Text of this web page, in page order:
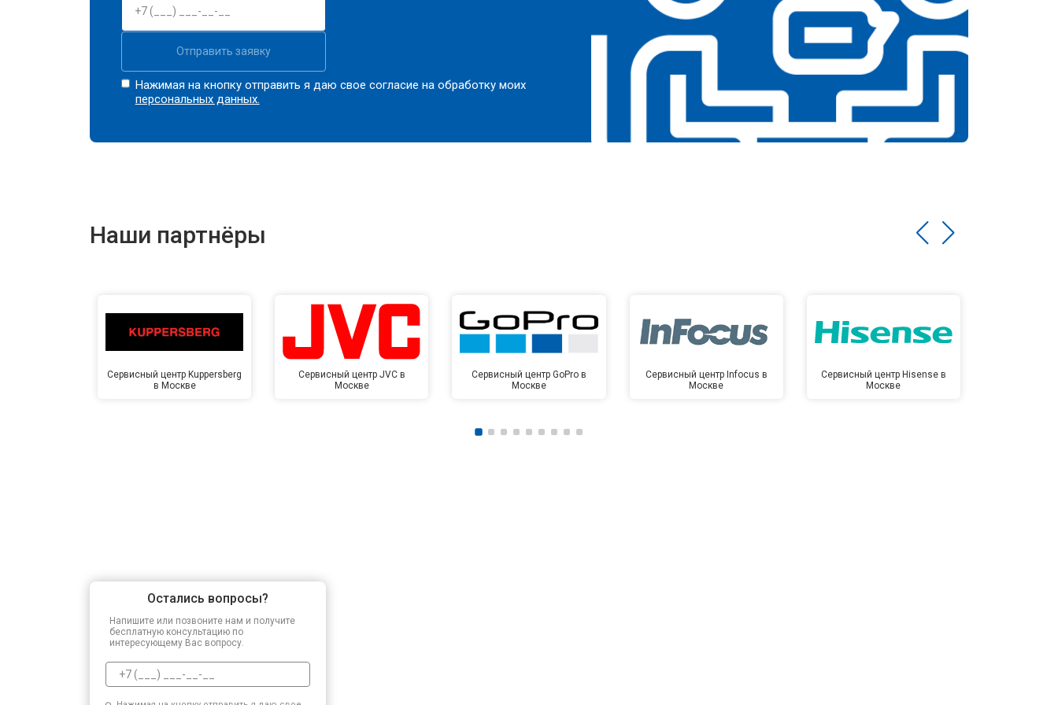
Отправить заявку
Нажимая на кнопку отправить я даю свое согласие на обработку моих
персональных данных.
Наши партнёры
Сервисный центр Kuppersberg
в Москве
Сервисный центр JVC в
Москве
Сервисный центр GoPro в
Москве
Сервисный центр Infocus в
Москве
Сервисный центр Hisense в
Москве
Остались вопросы?
Напишите или позвоните нам и получите
бесплатную консультацию по
интересующему Вас вопросу.